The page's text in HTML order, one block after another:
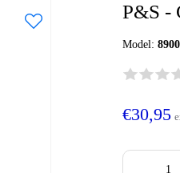
P&S -
Model:
€30,95